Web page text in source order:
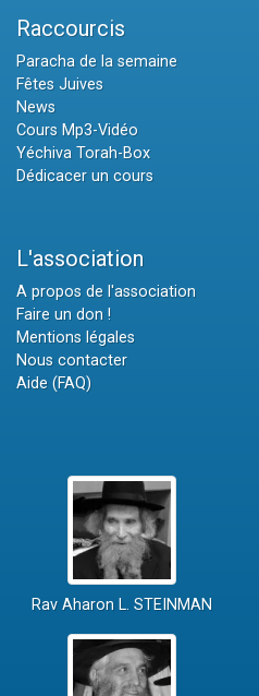
Raccourcis
Paracha de la semaine
Fêtes Juives
News
Cours Mp3-Vidéo
Yéchiva Torah-Box
Dédicacer un cours
L'association
A propos de l'association
Faire un don !
Mentions légales
Nous contacter
Aide (FAQ)
Rav Aharon L. STEINMAN